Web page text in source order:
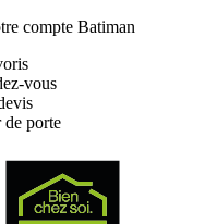
compte Batiman
vous
porte